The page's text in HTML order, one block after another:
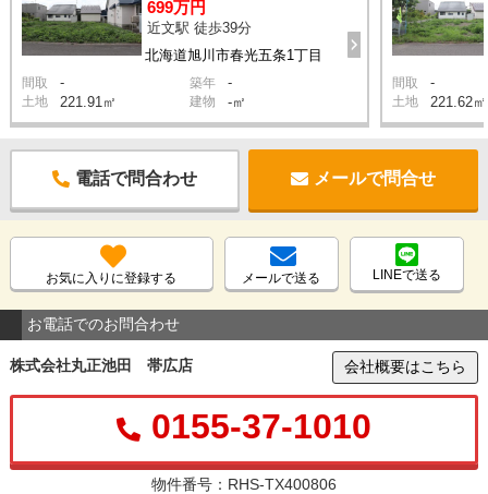
北海道旭川市春光五条1丁目
699万円
近文駅 徒歩39分
間取 - 築年 -
土地 221.91㎡ 建物 -㎡
間取 -
土地 221.62㎡
電話で問合わせ メールで問合せ
お気に入りに登録する メールで送る LINEで送る
お電話でのお問合わせ
株式会社丸正池田 帯広店 会社概要はこちら
0155-37-1010
物件番号：RHS-TX400806